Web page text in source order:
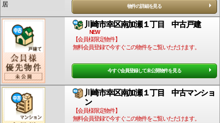
居
物件の詳細を見る
川崎市幸区南加瀬１丁目 中古戸建
NEW
【会員様限定物件】
無料会員登録で今すぐこの物件をご覧いただけます。
今すぐ会員登録して未公開物件を見る
川崎市幸区南加瀬１丁目 中古マンショ
ン
【会員様限定物件】
無料会員登録で今すぐこの物件をご覧いただけます。